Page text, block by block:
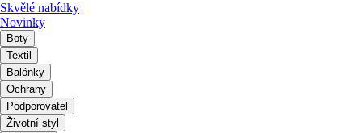
Skvělé nabídky
Novinky
Boty
Textil
Balónky
Ochrany
Podporovatel
Životní styl